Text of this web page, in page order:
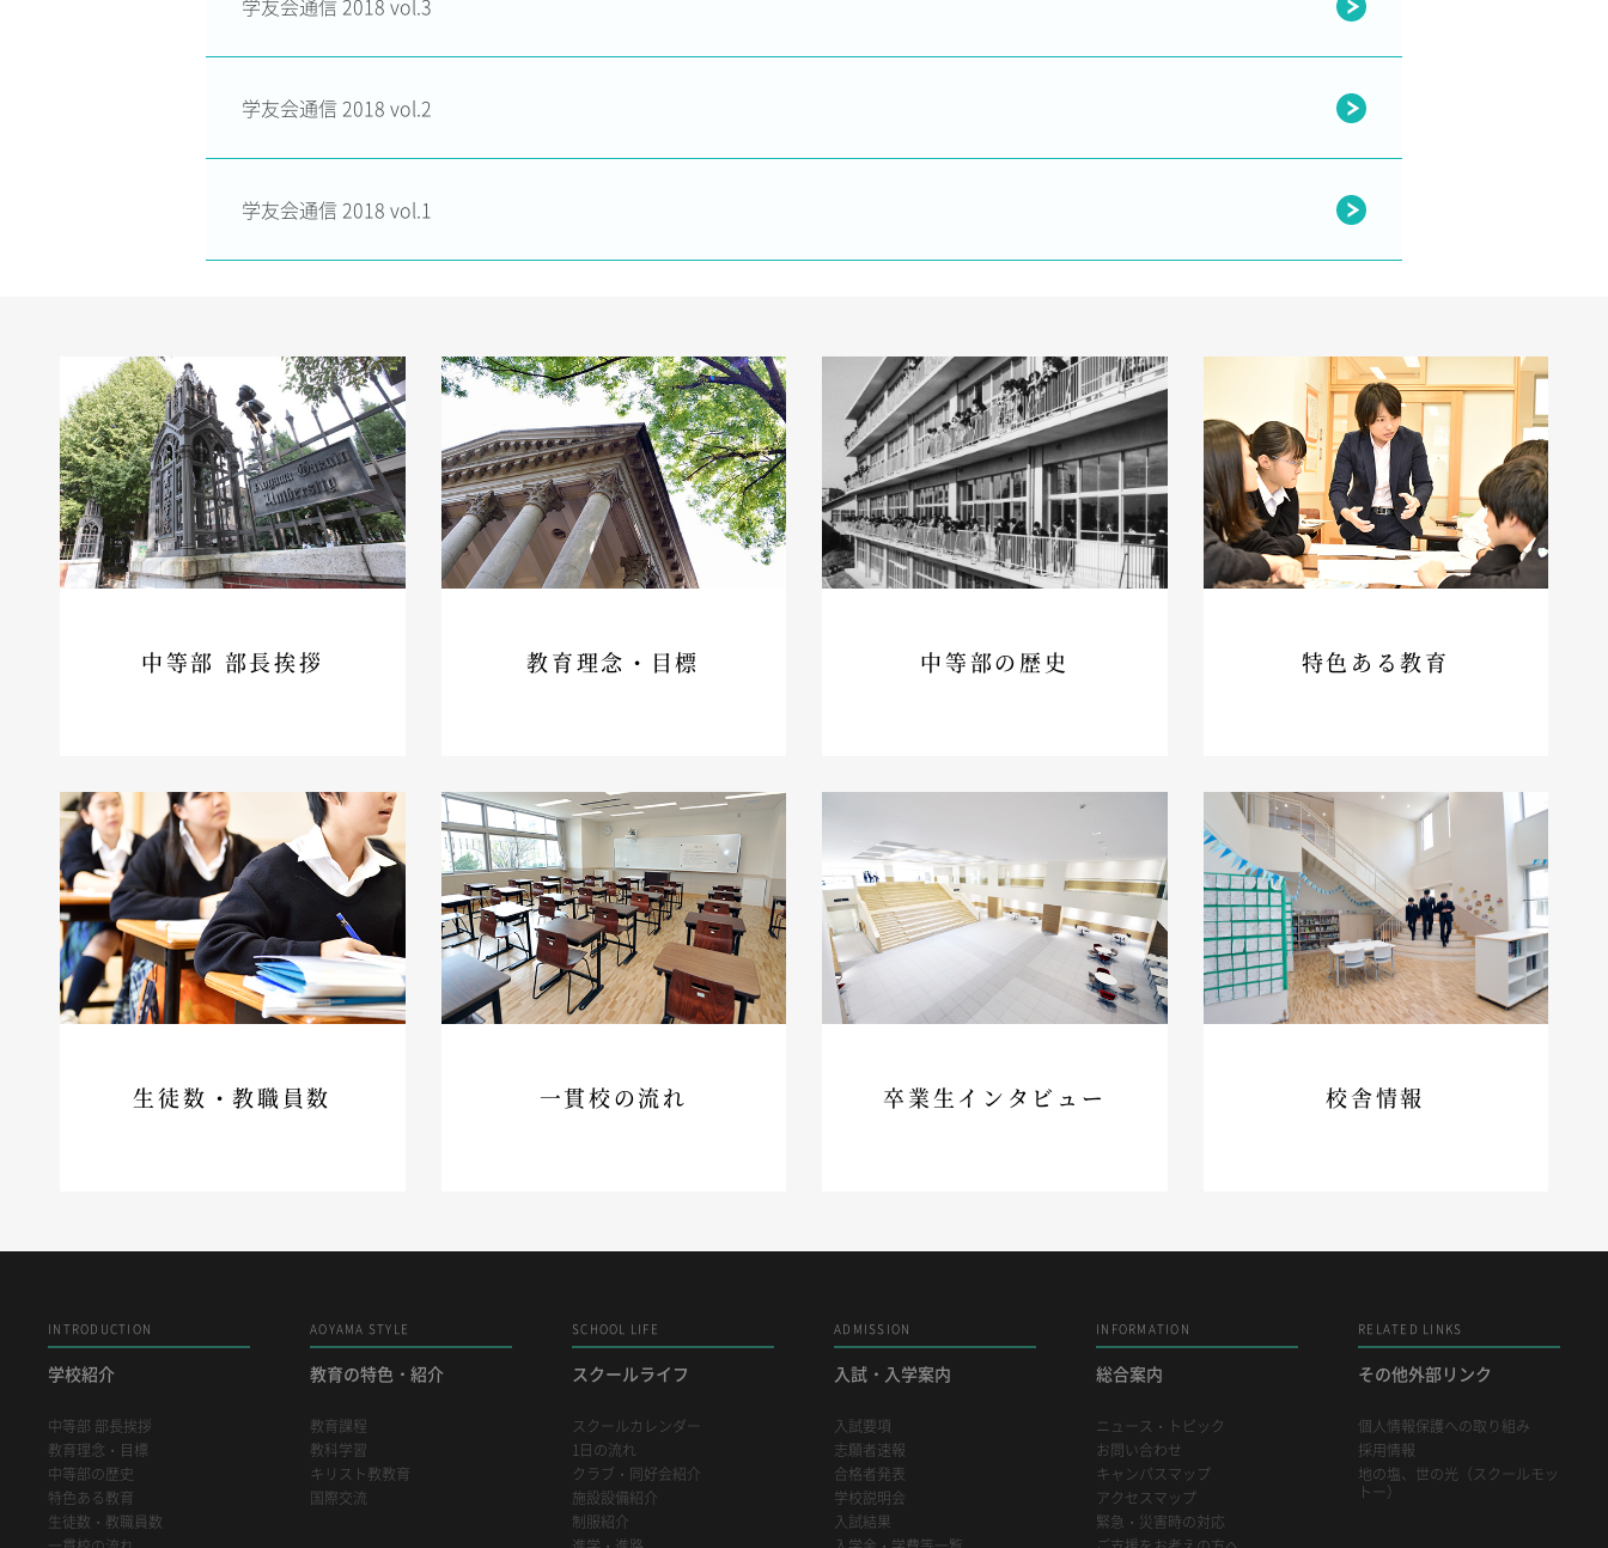
学友会通信 2018 vol.3
学友会通信 2018 vol.2
学友会通信 2018 vol.1
中等部 部長挨拶 教育理念・目標 中等部の歴史 特色ある教育
生徒数・教職員数 一貫校の流れ 卒業生インタビュー 校舎情報
INTRODUCTION
学校紹介
中等部 部長挨拶
教育理念・目標
中等部の歴史
特色ある教育
生徒数・教職員数
AOYAMA STYLE
教育の特色・紹介
教育課程
教科学習
キリスト教教育
国際交流
SCHOOL LIFE
スクールライフ
スクールカレンダー
1日の流れ
クラブ・同好会紹介
施設設備紹介
制服紹介
ADMISSION
入試・入学案内
入試要項
志願者速報
合格者発表
学校説明会
入試結果
INFORMATION
総合案内
ニュース・トピック
お問い合わせ
キャンパスマップ
アクセスマップ
緊急・災害時の対応
RELATED LINKS
その他外部リンク
個人情報保護への取り組み
採用情報
地の塩、世の光（スクールモッ
トー）